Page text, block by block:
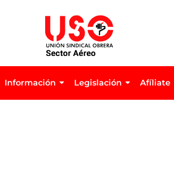
Información Legislación Afíliate